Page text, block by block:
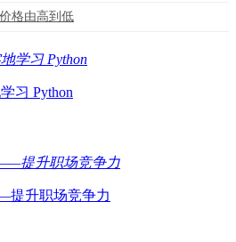
价格由高到低
习 Python
提升职场竞争力